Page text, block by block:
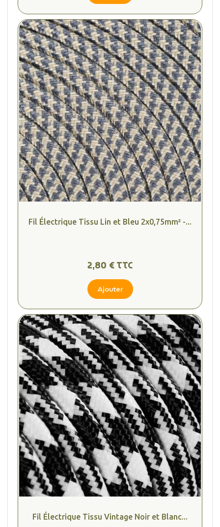
(4
Fil Électrique Tissu Lin et Bleu 2x0,75mm² -...
2,80 € TTC
Ajouter
Fil Électrique Tissu Vintage Noir et Blanc...